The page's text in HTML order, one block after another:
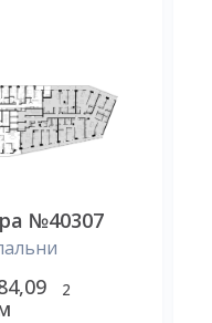
№40307
2